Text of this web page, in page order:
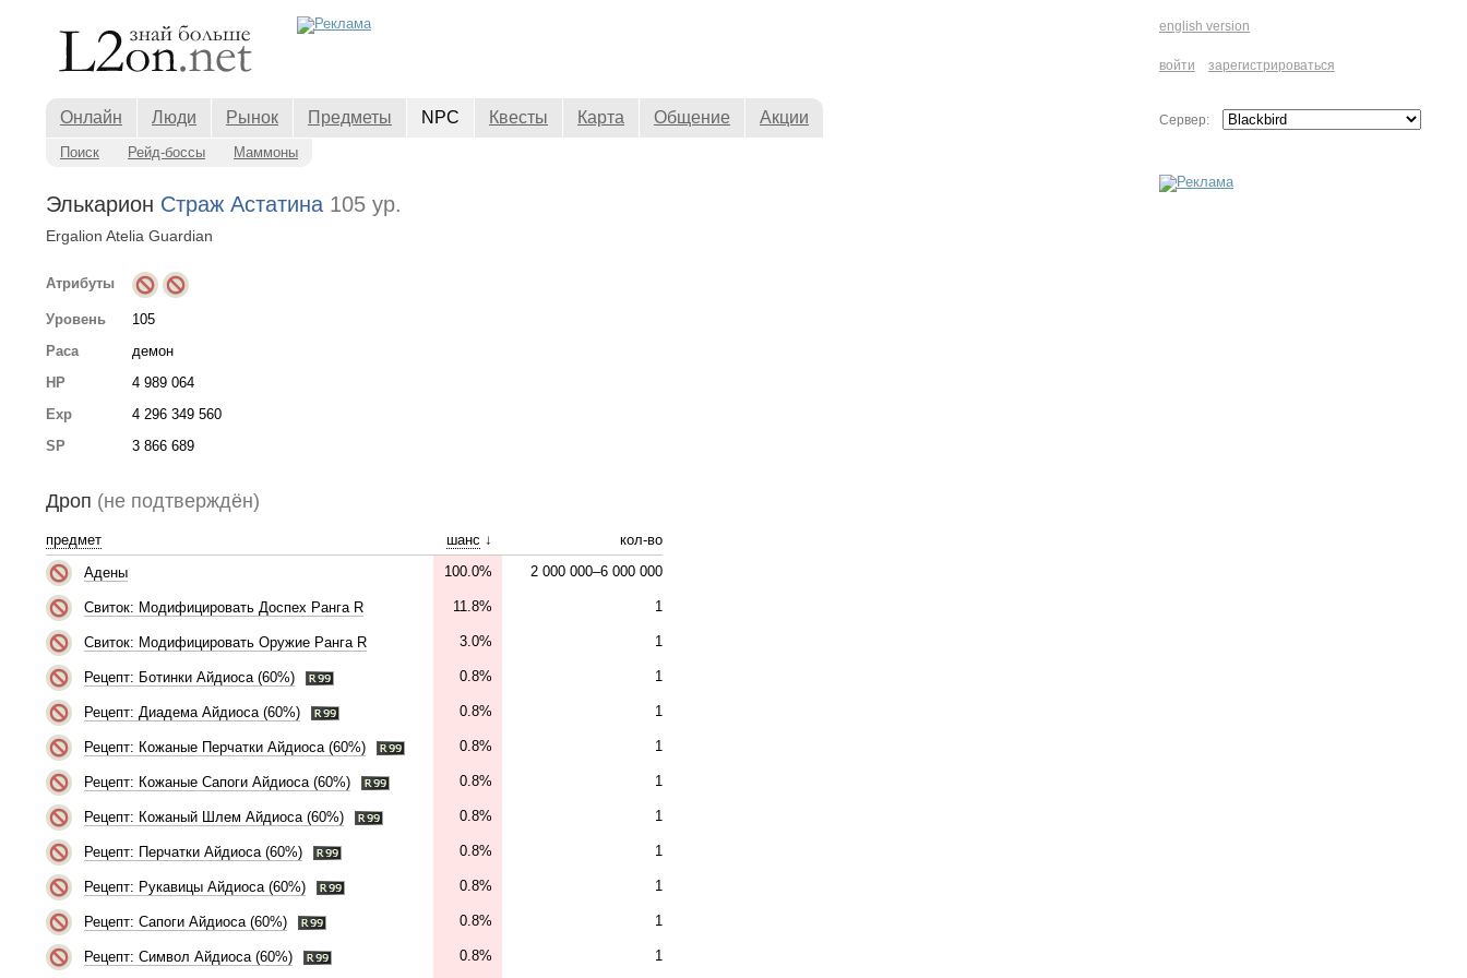
english version
войти зарегистрироваться
Сервер:
Онлайн Люди Рынок Предметы NPC Квесты Карта Общение Акции
Поиск Рейд-боссы Маммоны
Элькарион Страж Астатина 105 ур.
Ergalion Atelia Guardian
Атрибуты
Уровень
105
Раса
демон
HP
4 989 064
Exp
4 296 349 560
SP
3 866 689
Дроп (не подтверждён)
предмет шанс ↓
кол-во
Адены
100.0% 2 000 000–6 000 000
Свиток: Модифицировать Доспех Ранга R 11.8% 1
Свиток: Модифицировать Оружие Ранга R 3.0% 1
Рецепт: Ботинки Айдиоса (60%) 0.8% 1
Рецепт: Диадема Айдиоса (60%) 0.8% 1
Рецепт: Кожаные Перчатки Айдиоса (60%) 0.8% 1
Рецепт: Кожаные Сапоги Айдиоса (60%) 0.8% 1
Рецепт: Кожаный Шлем Айдиоса (60%) 0.8% 1
Рецепт: Перчатки Айдиоса (60%) 0.8% 1
Рецепт: Рукавицы Айдиоса (60%) 0.8% 1
Рецепт: Сапоги Айдиоса (60%) 0.8% 1
Рецепт: Символ Айдиоса (60%) 0.8% 1